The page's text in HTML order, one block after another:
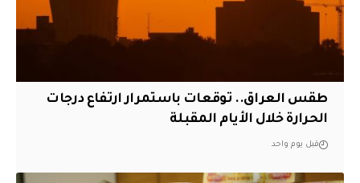
طقس العراق.. توقعات باستمرار ارتفاع درجات
الحرارة خلال الأيام المقبلة
قبل يوم واحد